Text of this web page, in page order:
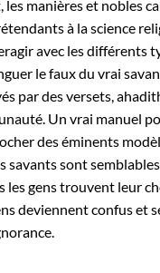
manières et nobles
à la science
avec les différents
le faux du vrai
par des versets,
Un vrai manuel
des éminents
savants sont
les gens trouvent leur
deviennent confus et